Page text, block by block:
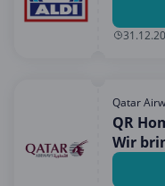
Qatar
QR
Wir